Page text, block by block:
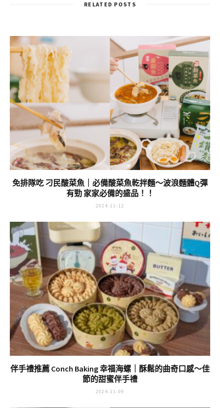
RELATED POSTS
免排隊吃 刁民酸菜魚｜必備酸菜魚乾拌麵～波浪麵體Q彈
有勁 家家必備的盛品！！
2024-11-12
伴手禮推薦 Conch Baking 幸福海螺｜酥鬆的曲奇口感～佳
節的甜蜜伴手禮
2024-11-09